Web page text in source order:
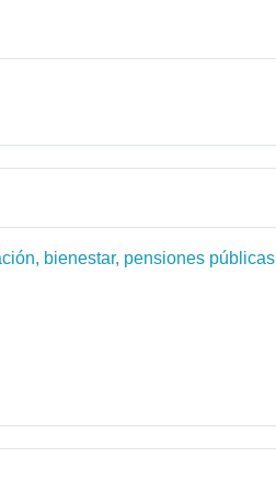
bienestar, pensiones públicas